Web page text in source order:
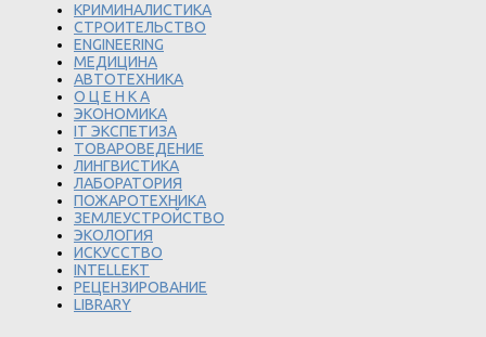
КРИМИНАЛИСТИКА
СТРОИТЕЛЬСТВО
ENGINEERING
МЕДИЦИНА
АВТОТЕХНИКА
О Ц Е Н К А
ЭКОНОМИКА
IT ЭКСПЕТИЗА
ТОВАРОВЕДЕНИЕ
ЛИНГВИСТИКА
ЛАБОРАТОРИЯ
ПОЖАРОТЕХНИКА
ЗЕМЛЕУСТРОЙСТВО
ЭКОЛОГИЯ
ИСКУССТВО
INTELLEKT
РЕЦЕНЗИРОВАНИЕ
LIBRARY